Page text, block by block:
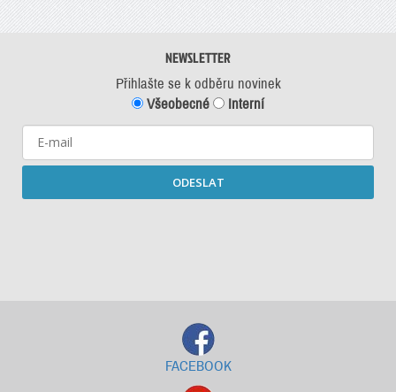
NEWSLETTER
Přihlašte se k odběru novinek
Všeobecné
Interní
ODESLAT
FACEBOOK